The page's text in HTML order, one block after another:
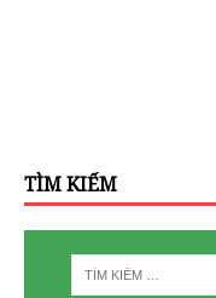
TÌM KIẾM